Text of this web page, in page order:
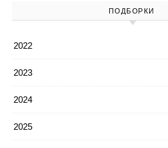
ПОДБОРКИ
2022
2023
2024
2025